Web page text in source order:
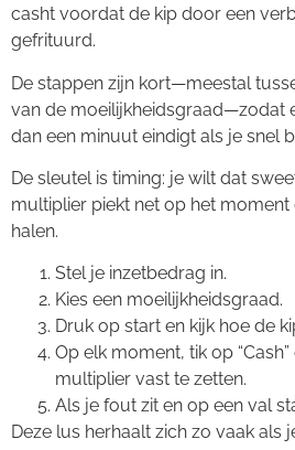
casht voordat de kip door een
gefrituurd.
De stappen zijn kort—meestal
van de moeilijkheidsgraad—zodat
dan een minuut eindigt als je snel
De sleutel is timing: je wilt dat
multiplier piekt net op het
halen.
Stel je inzetbedrag in.
Kies een moeilijkheidsgraad.
Druk op start en kijk hoe de
Op elk moment, tik op
multiplier vast te zetten.
Als je fout zit en op een val
Deze lus herhaalt zich zo vaak als